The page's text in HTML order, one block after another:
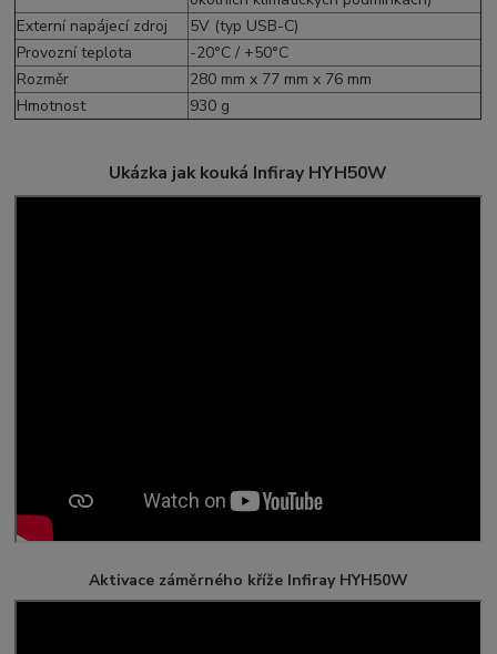
Externí napájecí zdroj
5V (typ USB-C)
Provozní teplota
-20°C / +50°C
Rozměr
280 mm x 77 mm x 76 mm
Hmotnost
930 g
Ukázka jak kouká Infiray HYH50W
Aktivace záměrného kříže Infiray HYH50W